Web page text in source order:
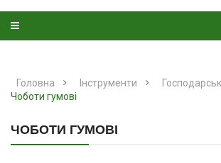
Головна Інструменти
Чоботи гумові
ЧОБОТИ ГУМОВІ